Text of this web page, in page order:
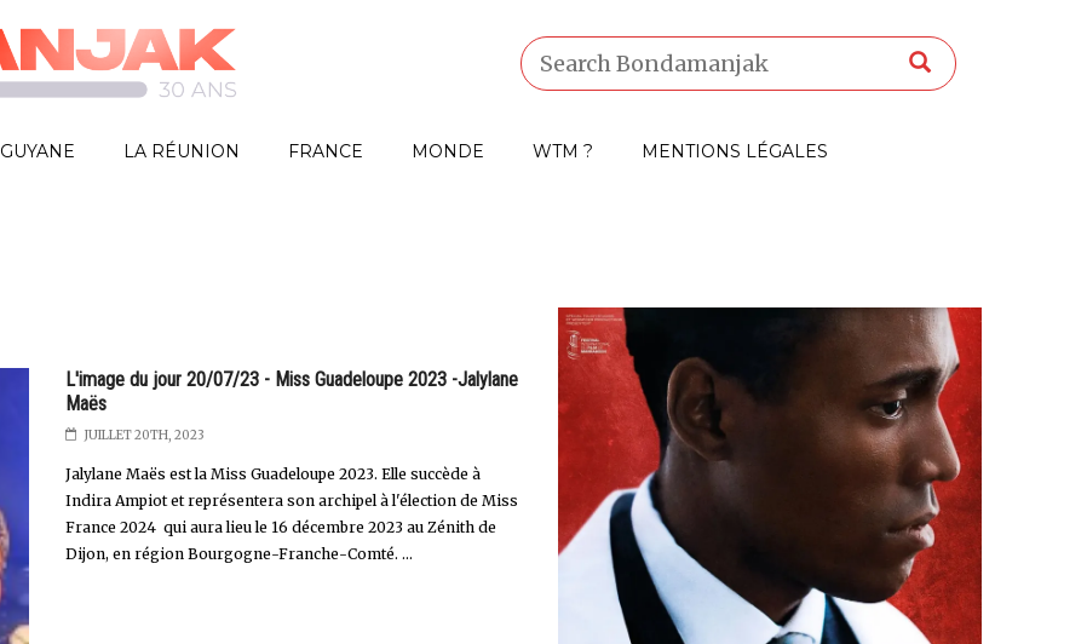
GUYANE LA RÉUNION FRANCE MONDE WTM ? MENTIONS LÉGALES
L'image du jour 20/07/23 - Miss Guadeloupe 2023 -Jalylane
Maës
JUILLET 20TH, 2023
Jalylane Maës est la Miss Guadeloupe 2023. Elle succède à
Indira Ampiot et représentera son archipel à l'élection de Miss
France 2024 qui aura lieu le 16 décembre 2023 au Zénith de
Dijon, en région Bourgogne-Franche-Comté. ...